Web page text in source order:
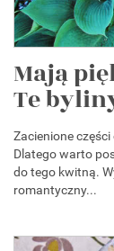
Mają
Te
Zacienione
Dlatego warto
do tego kwitną.
romantyczny...